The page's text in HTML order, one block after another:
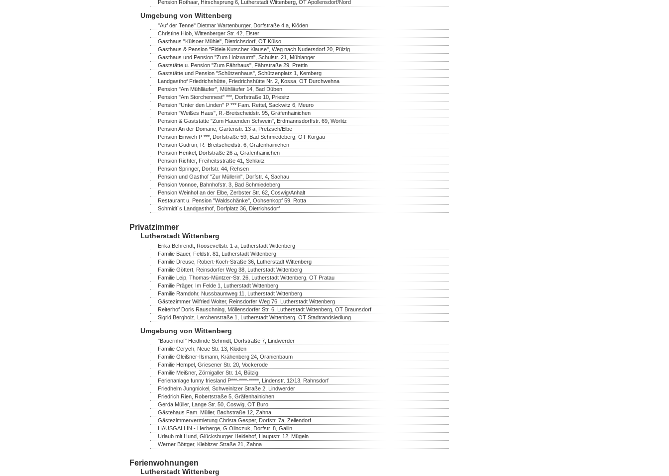
Pension Rothaar, Hirschsprung 6, Lutherstadt Wittenberg, OT Apollensdorf/Nord
Umgebung von Wittenberg
"Auf der Tenne" Dietmar Wartenburger, Dorfstraße 4 a, Klöden
Christine Hiob, Wittenberger Str. 42, Elster
Gasthaus "Külsoer Mühle", Dietrichsdorf, OT Külso
Gasthaus & Pension "Fidele Kutscher Klause", Weg nach Nudersdorf 20, Pülzig
Gasthaus und Pension "Zum Holzwurm", Schulstr. 21, Mühlanger
Gaststätte u. Pension "Zum Fährhaus", Fährstraße 29, Prettin
Gaststätte und Pension "Schützenhaus", Schützenplatz 1, Kemberg
Landgasthof Friedrichshütte, Friedrichshütte Nr. 2, Kossa, OT Durchwehna
Pension "Am Mühlläufer", Mühlläufer 14, Bad Düben
Pension "Am Storchennest" ***, Dorfstraße 10, Priesitz
Pension "Unter den Linden" P *** Fam. Rettel, Sackwitz 6, Meuro
Pension "Weißes Haus", R.-Breitscheidstr. 95, Gräfenhainichen
Pension & Gaststätte "Zum Hauenden Schwein", Erdmannsdorffstr. 69, Wörlitz
Pension An der Domäne, Gartenstr. 13 a, Pretzsch/Elbe
Pension Einwich P ***, Dorfstraße 59, Bad Schmiedeberg, OT Korgau
Pension Gudrun, R.-Breitscheidstr. 6, Gräfenhainichen
Pension Henkel, Dorfstraße 26 a, Gräfenhainichen
Pension Richter, Freiheitsstraße 41, Schlaitz
Pension Springer, Dorfstr. 44, Rehsen
Pension und Gasthof "Zur Müllerin", Dorfstr. 4, Sachau
Pension Vonnoe, Bahnhofstr. 3, Bad Schmiedeberg
Pension Weinhof an der Elbe, Zerbster Str. 62, Coswig/Anhalt
Restaurant u. Pension "Waldschänke", Ochsenkopf 59, Rotta
Schmidt´s Landgasthof, Dorfplatz 36, Dietrichsdorf
Privatzimmer
Lutherstadt Wittenberg
Erika Behrendt, Rooseveltstr. 1 a, Lutherstadt Wittenberg
Familie Bauer, Feldstr. 81, Lutherstadt Wittenberg
Familie Dreuse, Robert-Koch-Straße 36, Lutherstadt Wittenberg
Familie Göttert, Reinsdorfer Weg 38, Lutherstadt Wittenberg
Familie Leip, Thomas-Müntzer-Str. 26, Lutherstadt Wittenberg, OT Pratau
Familie Präger, Im Felde 1, Lutherstadt Wittenberg
Familie Ramdohr, Nussbaumweg 11, Lutherstadt Wittenberg
Gästezimmer Wilfried Wolter, Reinsdorfer Weg 76, Lutherstadt Wittenberg
Reiterhof Doris Rauschning, Möllensdorfer Str. 6, Lutherstadt Wittenberg, OT Braunsdorf
Sigrid Bergholz, Lerchenstraße 1, Lutherstadt Wittenberg, OT Stadtrandsiedlung
Umgebung von Wittenberg
"Bauernhof" Heidlinde Schmidt, Dorfstraße 7, Lindwerder
Familie Cerych, Neue Str. 13, Klöden
Familie Gleißner-Ilsmann, Krähenberg 24, Oranienbaum
Familie Hempel, Griesener Str. 20, Vockerode
Familie Meißner, Zörnigaller Str. 14, Bülzig
Ferienanlage funny friesland P***-****-*****, Lindenstr. 12/13, Rahnsdorf
Friedhelm Jungnickel, Schweinitzer Straße 2, Lindwerder
Friedrich Rien, Robertstraße 5, Gräfenhainichen
Gerda Müller, Lange Str. 50, Coswig, OT Buro
Gästehaus Fam. Müller, Bachstraße 12, Zahna
Gästezimmervermietung Christa Gesper, Dorfstr. 7a, Zellendorf
HAUSGALLIN - Herberge, G.Olinczuk, Dorfstr. 8, Gallin
Urlaub mit Hund, Glücksburger Heidehof, Hauptstr. 12, Mügeln
Werner Böttger, Klebitzer Straße 21, Zahna
Ferienwohnungen
Lutherstadt Wittenberg